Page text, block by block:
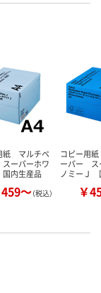
紙 マルチペ
ーパーホワ
内生産品
～（税込）
コピー用
ーパー ス
ノミーＪ
￥